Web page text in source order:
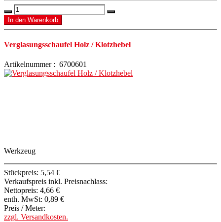
Verglasungsschaufel Holz / Klotzhebel
Artikelnummer : 6700601
Werkzeug
Stückpreis: 5,54 €
Verkaufspreis inkl. Preisnachlass:
Nettopreis: 4,66 €
enth. MwSt: 0,89 €
Preis / Meter:
zzgl. Versandkosten.